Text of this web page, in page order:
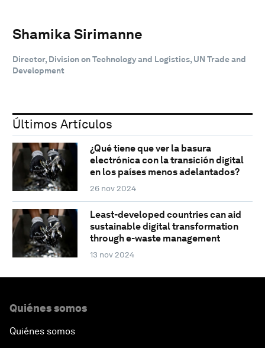
Shamika Sirimanne
Director, Division on Technology and Logistics, UN Trade and
Development
Últimos Artículos
¿Qué tiene que ver la basura
electrónica con la transición digital
en los países menos adelantados?
26 nov 2024
Least-developed countries can aid
sustainable digital transformation
through e-waste management
13 nov 2024
Quiénes somos
Quiénes somos